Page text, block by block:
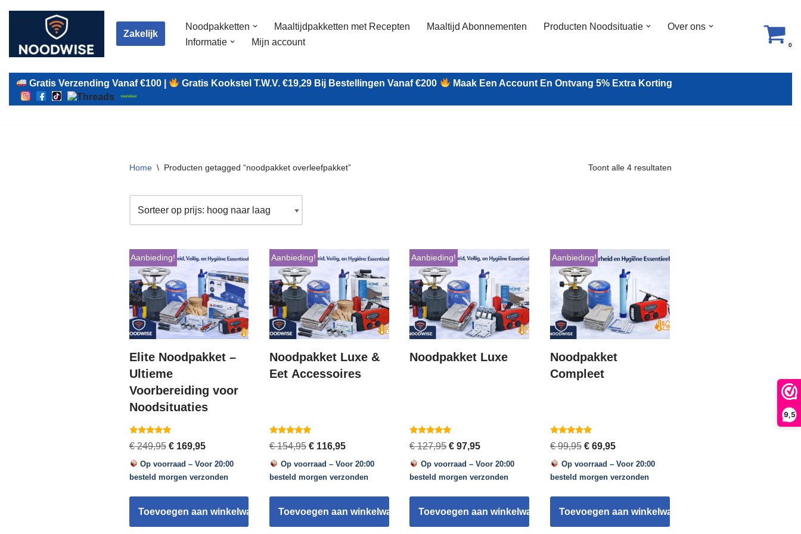
9,5
naar
inhoud
Zakelijk
Noodpakketten Maaltijdpakketten met Recepten Maaltijd Abonnementen Producten Noodsituatie
Over ons
Informatie
Mijn account 0
Gratis Verzending Vanaf €100 | Gratis Kookstel T.w.v. €19,29 Bij Bestellingen Vanaf €200 Maak Een Account En Ontvang 5% Extra Korting
Home \ Producten getagged “noodpakket overleefpakket” Toont alle 4 resultaten
Aanbieding!
Elite Noodpakket –
Ultieme
Voorbereiding voor
Noodsituaties
Gewaardeerd
5.00
€249,95 €169,95
Op voorraad – Voor 20:00
besteld morgen verzonden
Toevoegen aan winkelwagen
Aanbieding!
Noodpakket Luxe &
Eet Accessoires
Gewaardeerd
5.00
€154,95 € 116,95
Op voorraad – Voor 20:00
besteld morgen verzonden
Toevoegen aan winkelwagen
Aanbieding!
Noodpakket Luxe
Gewaardeerd
5.00
€127,95 € 97,95
Op voorraad – Voor 20:00
besteld morgen verzonden
Toevoegen aan winkelwagen
Aanbieding!
Noodpakket
Compleet
Gewaardeerd
5.00
€99,95 €69,95
Op voorraad – Voor 20:00
besteld morgen verzonden
Toevoegen aan winkelwagen